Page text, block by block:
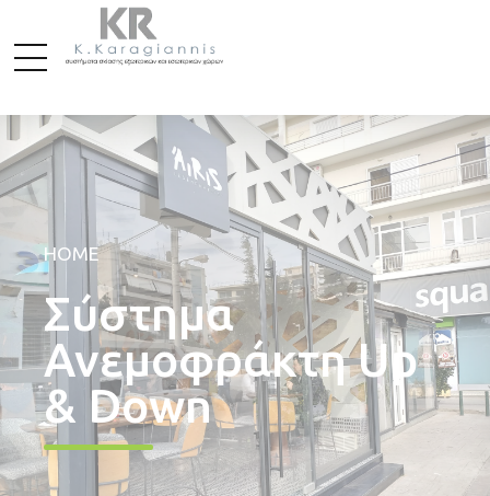
HOME
Σύστημα
Ανεμοφράκτη Up
& Down